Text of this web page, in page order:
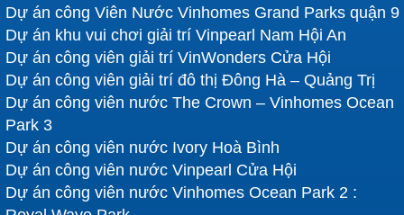
Dự án công Viên Nước Vinhomes Grand Parks quận 9
Dự án khu vui chơi giải trí Vinpearl Nam Hội An
Dự án công viên giải trí VinWonders Cửa Hội
Dự án công viên giải trí đô thị Đông Hà – Quảng Trị
Dự án công viên nước The Crown – Vinhomes Ocean
Park 3
Dự án công viên nước Ivory Hoà Bình
Dự án công viên nước Vinpearl Cửa Hội
Dự án công viên nước Vinhomes Ocean Park 2 :